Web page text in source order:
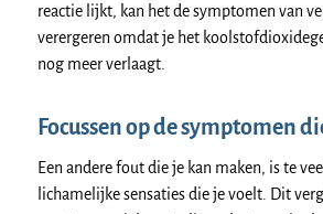
reactie lijkt, kan het de symptomen van
verergeren omdat je het
nog meer verlaagt.
Focussen op de symptomen
Een andere fout die je kan maken, is te
lichamelijke sensaties die je voelt. Dit